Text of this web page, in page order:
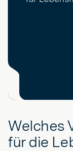
Welches
für die